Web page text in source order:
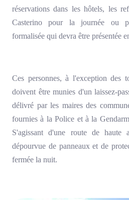
réservations dans les hôtels, les
Casterino pour la journée ou
formalisée qui devra être présentée
Ces personnes, à l'exception des
doivent être munies d'un laissez-
délivré par les maires des
fournies à la Police et à la
S'agissant d'une route de haute
dépourvue de panneaux et de
fermée la nuit.